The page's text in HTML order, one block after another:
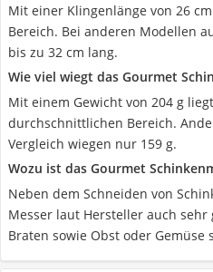
Mit einer Klingenlänge von 26
Bereich. Bei anderen Modellen
bis zu 32 cm lang.
Wie viel wiegt das Gourmet
Mit einem Gewicht von 204 g
durchschnittlichen Bereich.
Vergleich wiegen nur 159 g.
Wozu ist das Gourmet
Neben dem Schneiden von
Messer laut Hersteller auch
Braten sowie Obst oder Gemüse